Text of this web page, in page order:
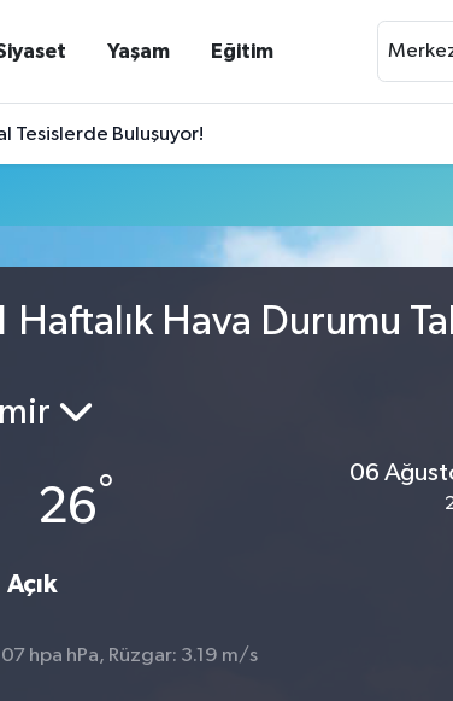
Yaşam Eğitim
Tesislerde Buluşuyor!
Haftalık Hava Durumu
26°
Açık
06
hpa hPa, Rüzgar: 3.19 m/s